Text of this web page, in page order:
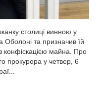
столиці винною у
Оболоні та призначив їй
конфіскацією майна. Про
прокурора у четвер, 6